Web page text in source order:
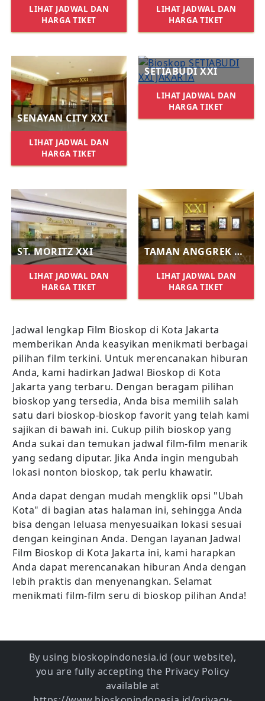
LIHAT JADWAL DAN
HARGA TIKET
LIHAT JADWAL DAN
HARGA TIKET
SENAYAN CITY XXI
LIHAT JADWAL DAN
HARGA TIKET
SETIABUDI XXI
LIHAT JADWAL DAN
HARGA TIKET
ST. MORITZ XXI
LIHAT JADWAL DAN
HARGA TIKET
TAMAN ANGGREK XXI
LIHAT JADWAL DAN
HARGA TIKET
Jadwal lengkap Film Bioskop di Kota Jakarta
memberikan Anda keasyikan menikmati berbagai
pilihan film terkini. Untuk merencanakan hiburan
Anda, kami hadirkan Jadwal Bioskop di Kota
Jakarta yang terbaru. Dengan beragam pilihan
bioskop yang tersedia, Anda bisa memilih salah
satu dari bioskop-bioskop favorit yang telah kami
sajikan di bawah ini. Cukup pilih bioskop yang
Anda sukai dan temukan jadwal film-film menarik
yang sedang diputar. Jika Anda ingin mengubah
lokasi nonton bioskop, tak perlu khawatir.
Anda dapat dengan mudah mengklik opsi "Ubah
Kota" di bagian atas halaman ini, sehingga Anda
bisa dengan leluasa menyesuaikan lokasi sesuai
dengan keinginan Anda. Dengan layanan Jadwal
Film Bioskop di Kota Jakarta ini, kami harapkan
Anda dapat merencanakan hiburan Anda dengan
lebih praktis dan menyenangkan. Selamat
menikmati film-film seru di bioskop pilihan Anda!
By using bioskopindonesia.id (our website),
you are fully accepting the Privacy Policy
available at